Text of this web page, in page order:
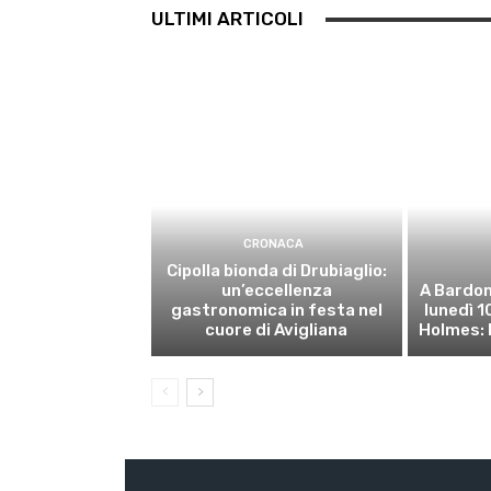
ULTIMI ARTICOLI
CRONACA
Cipolla bionda di Drubiaglio:
un’eccellenza
gastronomica in festa nel
cuore di Avigliana
A
lunedì
Holmes: